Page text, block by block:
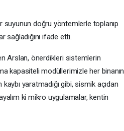
suyunun doğru yöntemlerle toplanıp
ifade etti.
Arslan, önerdikleri sistemlerin
kapasiteli modüllerimizle her binanın
yaratmadığı gibi, sismik açıdan
ki mikro uygulamalar, kentin